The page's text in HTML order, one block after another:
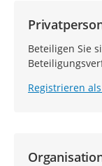
Beteiligen Sie
Registrieren